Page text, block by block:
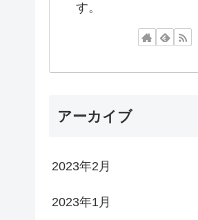
す。
アーカイブ
2023年2月
2023年1月